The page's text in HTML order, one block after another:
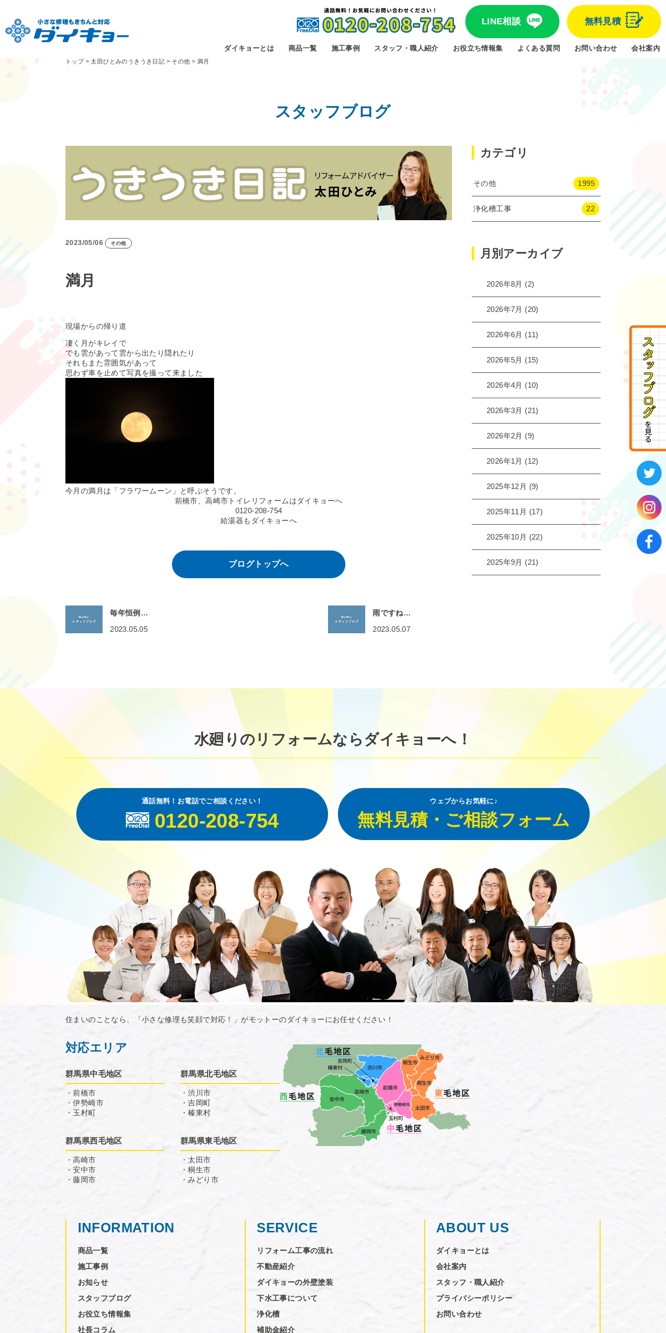
LINE相談 無料見積
ダイキョーとは 商品一覧 施工事例 スタッフ・職人紹介 お役立ち情報集 よくある質問 お問い合わせ 会社案内
トップ>太田ひとみのうきうき日記 > その他 > 満月
スタッフブログ
2023/05/06 その他
満月
現場からの帰り道
凄く月がキレイで
でも雲があって雲から出たり隠れたり
それもまた雰囲気があって
思わず車を止めて写真を撮って来ました
今月の満月は「フラワームーン」と呼ぶそうです。
前橋市、高崎市トイレリフォームはダイキョーへ
0120-208-754
給湯器もダイキョーへ
ブログトップへ
毎年恒例…
2023.05.05
雨ですね…
2023.05.07
カテゴリ
その他 1995
浄化槽工事 22
月別アーカイブ
2026年8月 (2)
2026年7月 (20)
2026年6月 (11)
2026年5月 (15)
2026年4月 (10)
2026年3月 (21)
2026年2月 (9)
2026年1月 (12)
2025年12月 (9)
2025年11月 (17)
2025年10月 (22)
2025年9月 (21)
水廻りのリフォームならダイキョーへ！
通話無料！お電話でご相談ください！
0120-208-754
ウェブからお気軽に♪
無料見積・ご相談フォーム
住まいのことなら、「小さな修理も笑顔で対応！」がモットーのダイキョーにお任せください！
対応エリア
群馬県中毛地区
・前橋市
・伊勢崎市
・玉村町
群馬県北毛地区
・渋川市
・吉岡町
・榛東村
群馬県西毛地区
・高崎市
・安中市
・藤岡市
群馬県東毛地区
・太田市
・桐生市
・みどり市
INFORMATION
商品一覧
施工事例
お知らせ
スタッフブログ
お役立ち情報集
社長コラム
SERVICE
リフォーム工事の流れ
不動産紹介
ダイキョーの外壁塗装
下水工事について
浄化槽
補助金紹介
ABOUT US
ダイキョーとは
会社案内
スタッフ・職人紹介
プライバシーポリシー
お問い合わせ